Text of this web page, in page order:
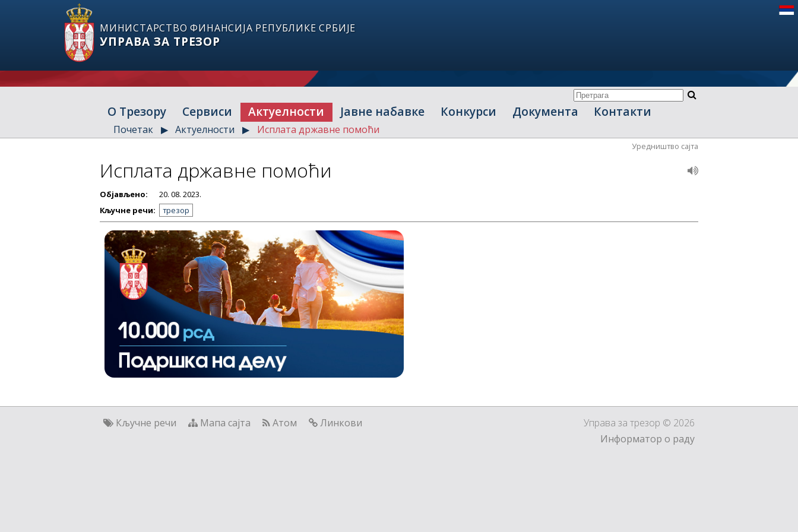
МИНИСТАРСТВО ФИНАНСИЈА РЕПУБЛИКЕ СРБИЈЕ
УПРАВА ЗА ТРЕЗОР
О Трезору Сервиси Актуелности Јавне набавке Конкурси Документа Контакти
Почетак Актуелности Исплата државне помоћи
Исплата државне помоћи
Уредништво сајта
Објављено:
20. 08. 2023.
Кључне речи:
трезор
Кључне речи Мапа сајта Атом Линкови
Управа за трезор © 2026
Информатор о раду